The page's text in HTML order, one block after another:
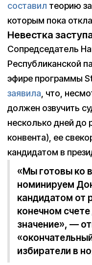
составил теорию
которым пока
Невестка
Сопредседатель
Республиканской
эфире программы
заявила, что,
должен озвучить
несколько дней до
конвента), ее
кандидатом в
«Мы готовы ко
номинируем
кандидатом от
конечном
значение», —
избиратели в